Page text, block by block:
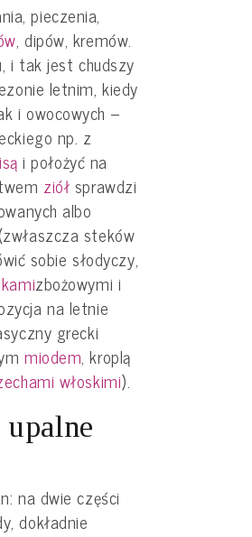
pieczenia,
, dipów, kremów.
i tak jest chudszy
letnim, kiedy
i owocowych –
np. z
i położyć na
ziół sprawdzi
albo
steków
sobie słodyczy,
zbożowymi i
na letnie
grecki
miodem, kroplą
włoskimi).
na dwie części
dokładnie